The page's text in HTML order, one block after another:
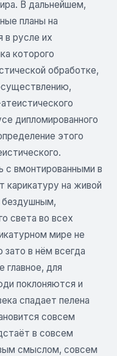
В дальнейшем,
планы на
в русле их
которого
обработке,
дипломированного
этого
с вмонтированными в
карикатуру на живой
бездушным,
света во всех
мире не
в нём всегда
главное, для
поклоняются и
спадает пелена
совсем
в совсем
смыслом, совсем